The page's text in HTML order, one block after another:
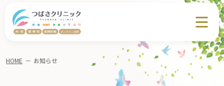
HOME － お知らせ